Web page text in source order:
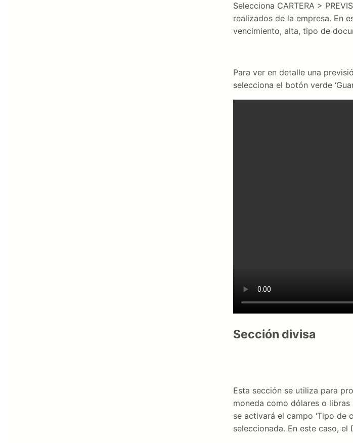
Selecciona CARTERA >
realizados de la empresa. En
vencimiento, alta, tipo de
Para ver en detalle una
selecciona el botón verde
Sección divisa
Esta sección se utiliza para
moneda como dólares o libras
se activará el campo ‘Tipo de
seleccionada. En este caso, el